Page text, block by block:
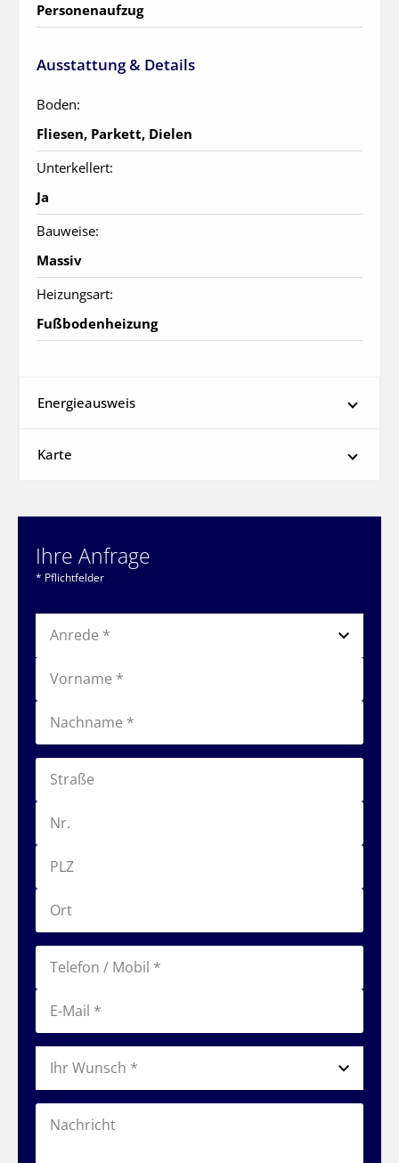
Personenaufzug
Ausstattung & Details
Boden:
Fliesen, Parkett, Dielen
Unterkellert:
Ja
Bauweise:
Massiv
Heizungsart:
Fußbodenheizung
Energieausweis
Karte
Ihre Anfrage
* Pflichtfelder